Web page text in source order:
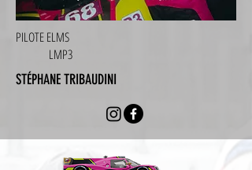
PILOTE ELMS
LMP3
STÉPHANE TRIBAUDINI